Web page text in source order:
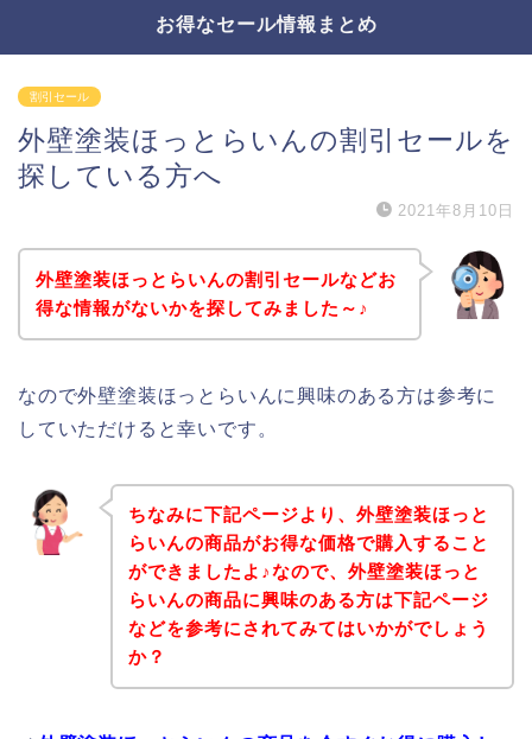
お得なセール情報まとめ
割引セール
外壁塗装ほっとらいんの割引セールを
探している方へ
2021年8月10日
外壁塗装ほっとらいんの割引セールなどお
得な情報がないかを探してみました～♪
なので外壁塗装ほっとらいんに興味のある方は参考に
していただけると幸いです。
ちなみに下記ページより、外壁塗装ほっと
らいんの商品がお得な価格で購入すること
ができましたよ♪なので、外壁塗装ほっと
らいんの商品に興味のある方は下記ページ
などを参考にされてみてはいかがでしょう
か？